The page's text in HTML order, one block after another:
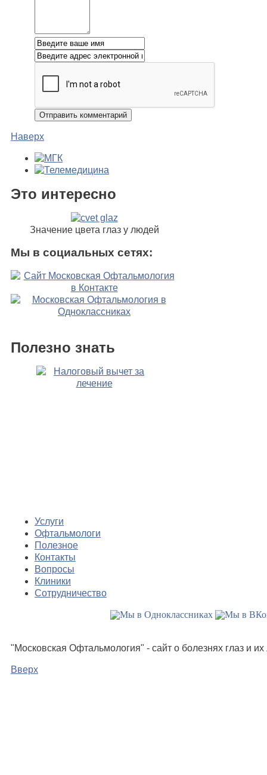
Наверх
Это интересно
Значение цвета глаз у людей
Мы в социальных сетях:
Полезно знать
Услуги
Офтальмологи
Полезное
Контакты
Вопросы
Клиники
Сотрудничество
"Московская Офтальмология" - сайт о болезнях глаз и
Вверх